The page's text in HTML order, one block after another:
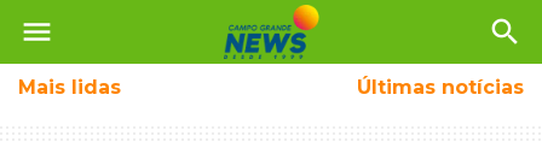
menu search
Mais lidas Últimas notícias